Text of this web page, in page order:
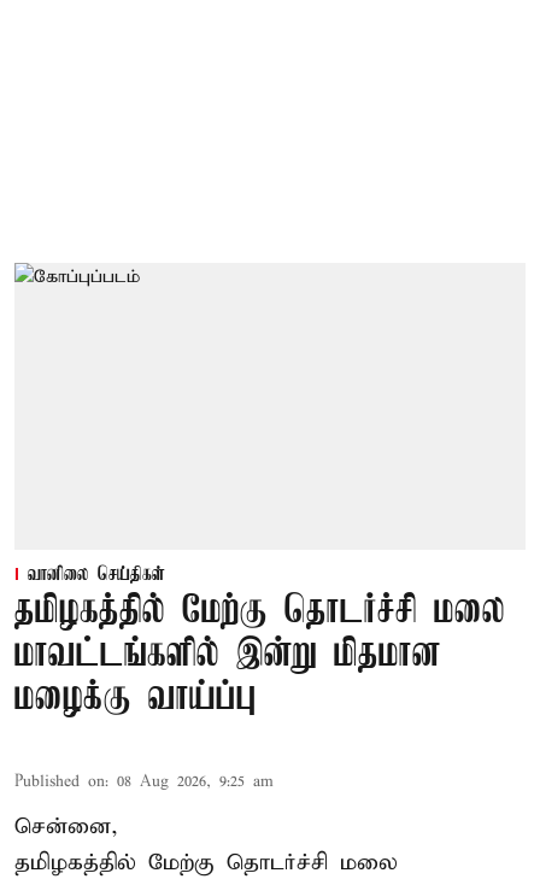
வானிலை செய்திகள்
தமிழகத்தில் மேற்கு தொடர்ச்சி மலை
மாவட்டங்களில் இன்று மிதமான
மழைக்கு வாய்ப்பு
Published on: 08 Aug 2026, 9:25 am
சென்னை,
தமிழகத்தில் மேற்கு தொடர்ச்சி மலை